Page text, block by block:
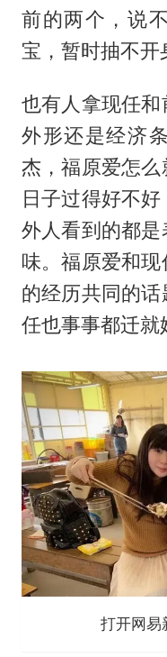
前的两个，说
宝，暂时抽不开
也有人拿现任
外形还是经济
杰，福原爱怎
日子过得好不好
外人看到的都
味。福原爱和
的经历共同的
任也事事都迁就
打开网易